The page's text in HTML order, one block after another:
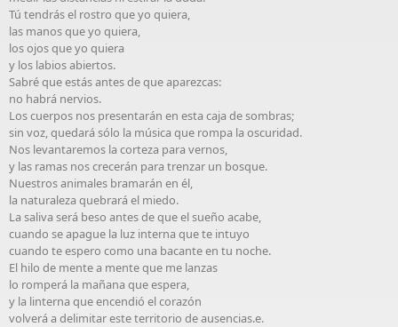
Tú tendrás el rostro que yo quiera,
las manos que yo quiera,
los ojos que yo quiera
y los labios abiertos.
Sabré que estás antes de que aparezcas:
no habrá nervios.
Los cuerpos nos presentarán en esta caja de sombras;
sin voz, quedará sólo la música que rompa la oscuridad.
Nos levantaremos la corteza para vernos,
y las ramas nos crecerán para trenzar un bosque.
Nuestros animales bramarán en él,
la naturaleza quebrará el miedo.
La saliva será beso antes de que el sueño acabe,
cuando se apague la luz interna que te intuyo
cuando te espero como una bacante en tu noche.
El hilo de mente a mente que me lanzas
lo romperá la mañana que espera,
y la linterna que encendió el corazón
volverá a delimitar este territorio de ausencias.e.